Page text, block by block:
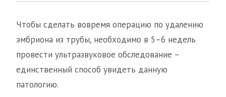
Чтобы сделать вовремя операцию по удалению
эмбриона из трубы, необходимо в 5–6 недель
провести ультразвуковое обследование –
единственный способ увидеть данную
патологию.